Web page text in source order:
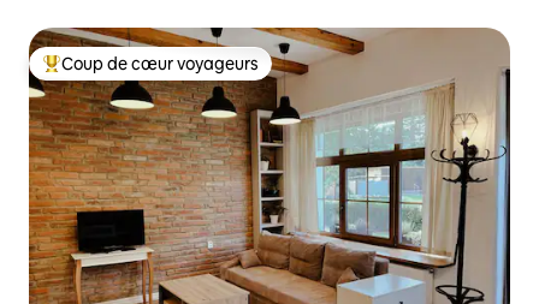
Coups de cœur voyageurs les plus appréciés
Coup de cœur voyageurs